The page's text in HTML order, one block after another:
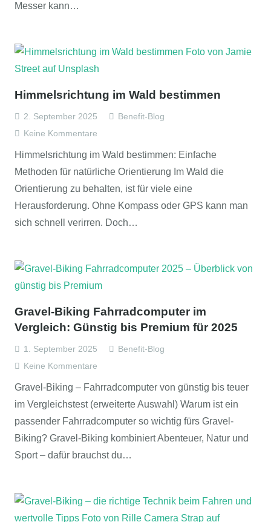
Messer kann…
Himmelsrichtung im Wald bestimmen
2. September 2025
Benefit-Blog
Keine Kommentare
Himmelsrichtung im Wald bestimmen: Einfache
Methoden für natürliche Orientierung Im Wald die
Orientierung zu behalten, ist für viele eine
Herausforderung. Ohne Kompass oder GPS kann man
sich schnell verirren. Doch…
Gravel-Biking Fahrradcomputer im
Vergleich: Günstig bis Premium für 2025
1. September 2025
Benefit-Blog
Keine Kommentare
Gravel-Biking – Fahrradcomputer von günstig bis teuer
im Vergleichstest (erweiterte Auswahl) Warum ist ein
passender Fahrradcomputer so wichtig fürs Gravel-
Biking? Gravel-Biking kombiniert Abenteuer, Natur und
Sport – dafür brauchst du…